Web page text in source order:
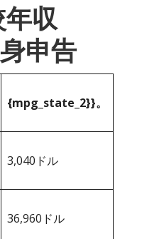
収
申告
{mpg_state_2}}。
3,040ドル
36,960ドル